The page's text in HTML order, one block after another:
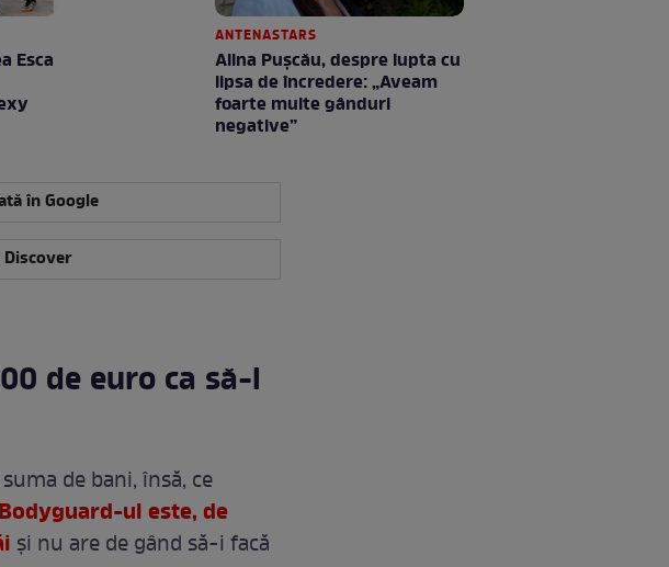
Esca
ANTENASTARS
Alina Pușcău, despre lupta cu
lipsa de încredere: „Aveam
foarte multe gânduri
negative”
în Google
de euro ca să-l
de bani, însă, ce
Bodyguard-ul este, de
și nu are de gând să-i facă